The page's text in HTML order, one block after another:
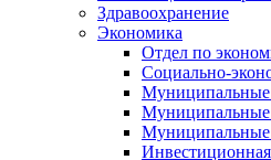
Здравоохранение
Экономика
Отдел по
Социально-
Муниципальные
Муниципальные
Инвестиционная